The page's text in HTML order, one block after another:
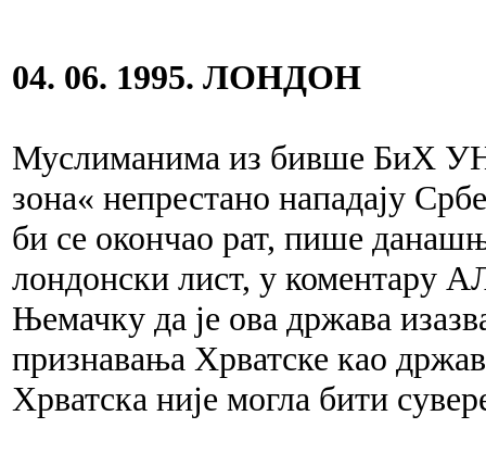
04. 06. 1995. ЛОНДОН
Муслиманима из бивше БиХ УН
зона« непрестано нападају
би се окончао рат, пише
лондонски лист, у
Њемачку да је ова држава
признавања Хрватске као
Хрватска није могла бити